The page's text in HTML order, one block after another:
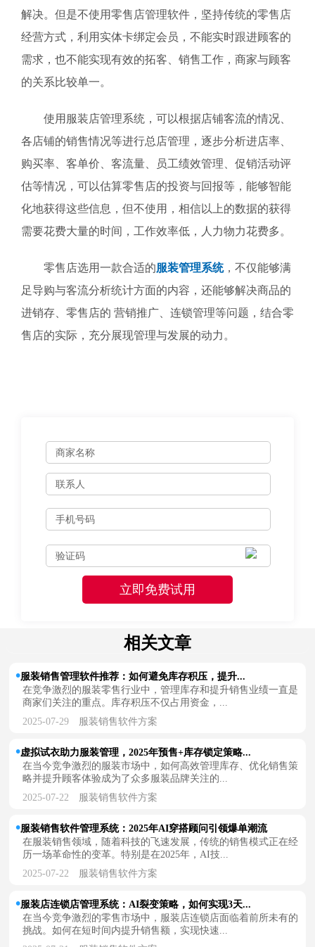
解决。但是不使用零售店管理软件，坚持传统的零售店
经营方式，利用实体卡绑定会员，不能实时跟进顾客的
需求，也不能实现有效的拓客、销售工作，商家与顾客
的关系比较单一。
使用服装店管理系统，可以根据店铺客流的情况、
各店铺的销售情况等进行总店管理，逐步分析进店率、
购买率、客单价、客流量、员工绩效管理、促销活动评
估等情况，可以估算零售店的投资与回报等，能够智能
化地获得这些信息，但不使用，相信以上的数据的获得
需要花费大量的时间，工作效率低，人力物力花费多。
零售店选用一款合适的服装管理系统，不仅能够满
足导购与客流分析统计方面的内容，还能够解决商品的
进销存、零售店的 营销推广、连锁管理等问题，结合零
售店的实际，充分展现管理与发展的动力。
相关文章
服装销售管理软件推荐：如何避免库存积压，提升...
在竞争激烈的服装零售行业中，管理库存和提升销售业绩一直是
商家们关注的重点。库存积压不仅占用资金，...
2025-07-29 服装销售软件方案
虚拟试衣助力服装管理，2025年预售+库存锁定策略...
在当今竞争激烈的服装市场中，如何高效管理库存、优化销售策
略并提升顾客体验成为了众多服装品牌关注的...
2025-07-22 服装销售软件方案
服装销售软件管理系统：2025年AI穿搭顾问引领爆单潮流
在服装销售领域，随着科技的飞速发展，传统的销售模式正在经
历一场革命性的变革。特别是在2025年，AI技...
2025-07-22 服装销售软件方案
服装店连锁店管理系统：AI裂变策略，如何实现3天...
在当今竞争激烈的零售市场中，服装店连锁店面临着前所未有的
挑战。如何在短时间内提升销售额，实现快速...